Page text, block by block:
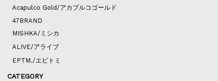
Acapulco Gold/アカプルコゴールド
47BRAND
MISHKA/ミシカ
ALIVE/アライブ
EPTM./エピトミ
CATEGORY